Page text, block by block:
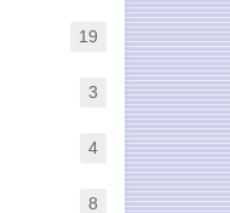
19
3
4
8